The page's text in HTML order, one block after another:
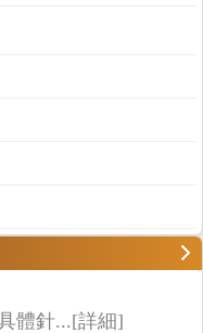
體針...[詳細]